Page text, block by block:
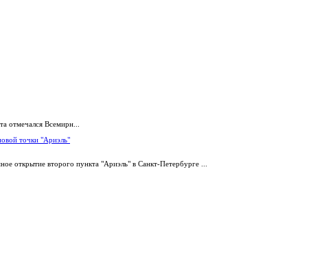
отмечался Всемирн...
точки "Ариэль"
открытие второго пункта "Ариэль" в Санкт-Петербурге ...